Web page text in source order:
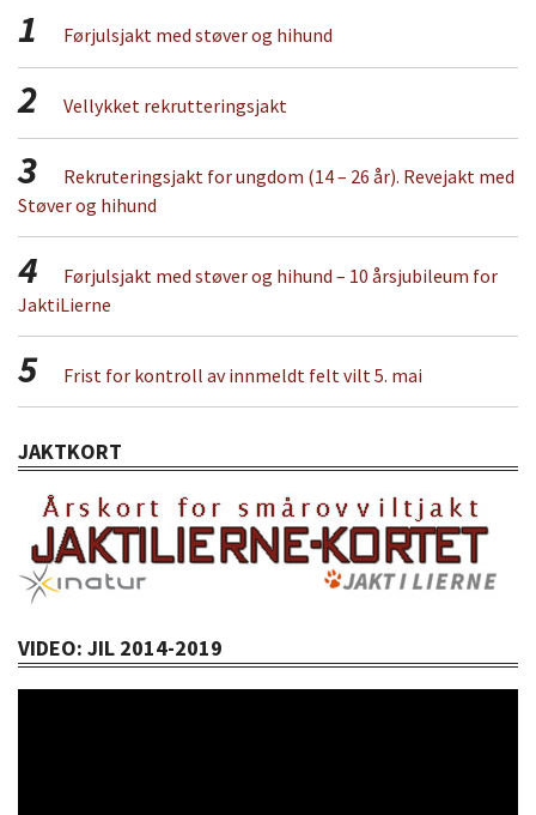
1 Førjulsjakt med støver og hihund
2 Vellykket rekrutteringsjakt
3
Rekruteringsjakt for ungdom (14 – 26 år). Revejakt med
Støver og hihund
4
Førjulsjakt med støver og hihund – 10 årsjubileum for
JaktiLierne
5 Frist for kontroll av innmeldt felt vilt 5. mai
JAKTKORT
VIDEO: JIL 2014-2019